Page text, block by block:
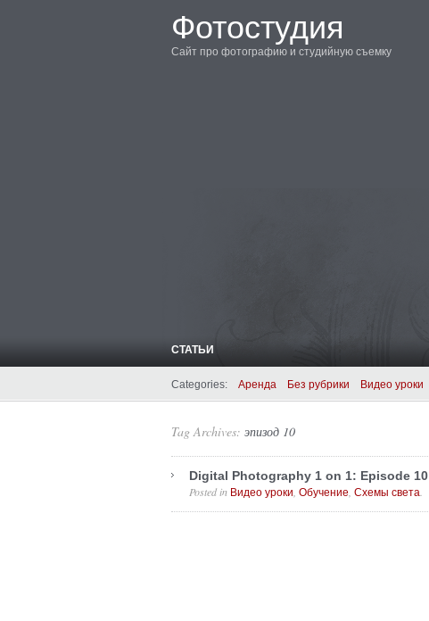
Фотостудия
Сайт про фотографию и студийную съемку
СТАТЬИ
Categories: Аренда Без рубрики Видео уроки
Tag Archives: эпизод 10
Digital Photography 1 on 1: Episode 10
Posted in Видео уроки Обучение Схемы света